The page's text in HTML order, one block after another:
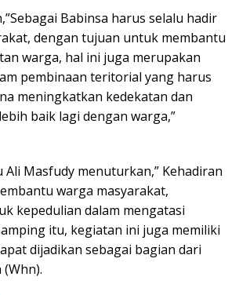
Babinsa harus selalu hadir
dengan tujuan untuk membantu
warga, hal ini juga merupakan
pembinaan teritorial yang harus
meningkatkan kedekatan dan
baik lagi dengan warga,”
Ali Masfudy menuturkan,” Kehadiran
warga masyarakat,
kepedulian dalam mengatasi
itu, kegiatan ini juga memiliki
dijadikan sebagai bagian dari